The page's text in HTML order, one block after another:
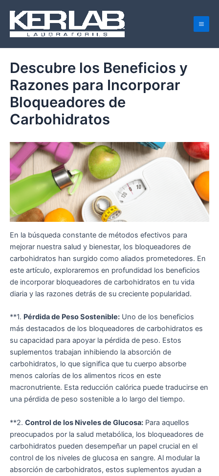
contenido
Descubre los Beneficios y
Razones para Incorporar
Bloqueadores de
Carbohidratos
En la búsqueda constante de métodos efectivos para
mejorar nuestra salud y bienestar, los bloqueadores de
carbohidratos han surgido como aliados prometedores. En
este artículo, exploraremos en profundidad los beneficios
de incorporar bloqueadores de carbohidratos en tu vida
diaria y las razones detrás de su creciente popularidad.
**1. Pérdida de Peso Sostenible: Uno de los beneficios
más destacados de los bloqueadores de carbohidratos es
su capacidad para apoyar la pérdida de peso. Estos
suplementos trabajan inhibiendo la absorción de
carbohidratos, lo que significa que tu cuerpo absorbe
menos calorías de los alimentos ricos en este
macronutriente. Esta reducción calórica puede traducirse en
una pérdida de peso sostenible a lo largo del tiempo.
**2. Control de los Niveles de Glucosa: Para aquellos
preocupados por la salud metabólica, los bloqueadores de
carbohidratos pueden desempeñar un papel crucial en el
control de los niveles de glucosa en sangre. Al modular la
absorción de carbohidratos, estos suplementos ayudan a
de
entradas